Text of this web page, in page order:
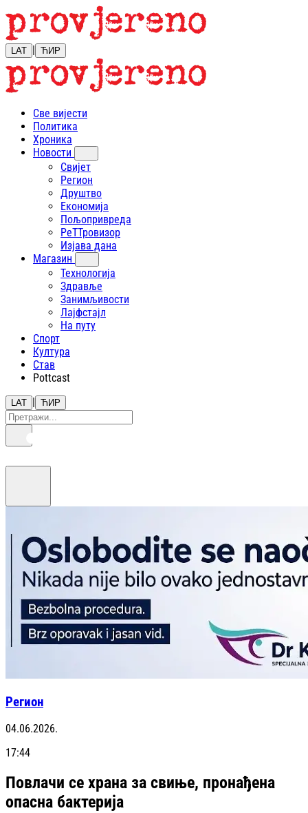
LAT | ЋИР
Све вијести
Политика
Хроника
Новости
Свијет
Регион
Друштво
Економија
Пољопривреда
РеТТровизор
Изјава дана
Магазин
Технологија
Здравље
Занимљивости
Лајфстajл
На путу
Спорт
Култура
Став
Pottcast
LAT | ЋИР
Регион
04.06.2026.
17:44
Повлачи се храна за свиње, пронађена
опасна бактерија